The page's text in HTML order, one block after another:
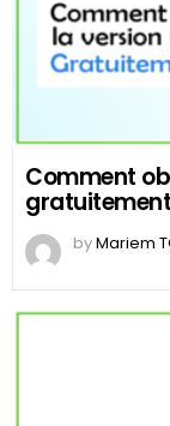
Comment
byMariem